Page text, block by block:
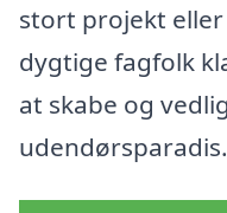
stort projekt
dygtige fagfolk
at skabe og
udendørsparadis.